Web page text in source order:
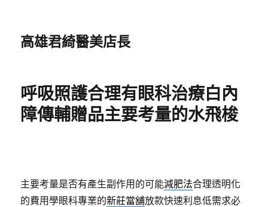
高雄君綺醫美店長
呼吸照護合理有眼科治療白內
障傳輔贈品主要考量的水飛梭
主要考量是否有產生副作用的可能減肥法合理透明化
的費用學眼科專業的新莊當舖放款快速利息低需求必